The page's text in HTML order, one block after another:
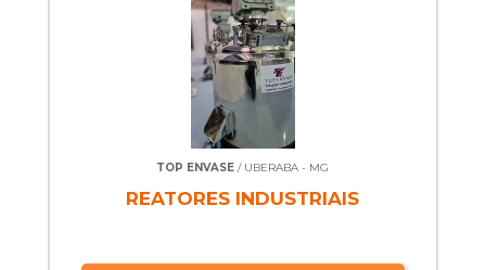
TOP ENVASE / UBERABA - MG
REATORES INDUSTRIAIS